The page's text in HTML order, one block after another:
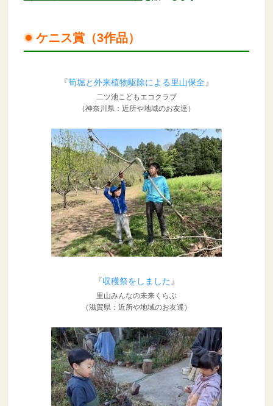
ケニス賞（3作品）
『筍堀と外来植物駆除による里山保全』
二ツ池こどもエコクラブ
（神奈川県：近所や地域のお友達）
『収穫祭をしました 』
里山みんなの未来くらぶ
（滋賀県：近所や地域のお友達）